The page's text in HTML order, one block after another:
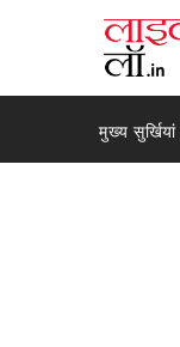
मुख्य सुर्खियां